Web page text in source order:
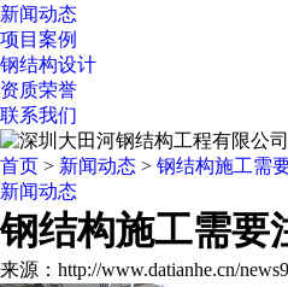
新闻动态
项目案例
钢结构设计
资质荣誉
联系我们
首页 > 新闻动态 > 钢结构施工需
新闻动态
钢结构施工需要
来源：http://www.datianhe.cn/